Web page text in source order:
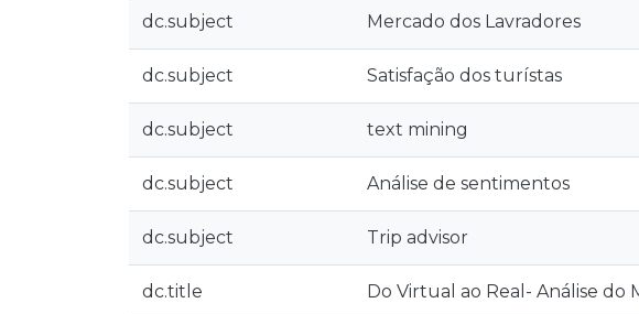
dc.subject Mercado dos Lavradores
dc.subject Satisfação dos turístas
dc.subject text mining
dc.subject Análise de sentimentos
dc.subject Trip advisor
dc.title Do Virtual ao Real- Análise do